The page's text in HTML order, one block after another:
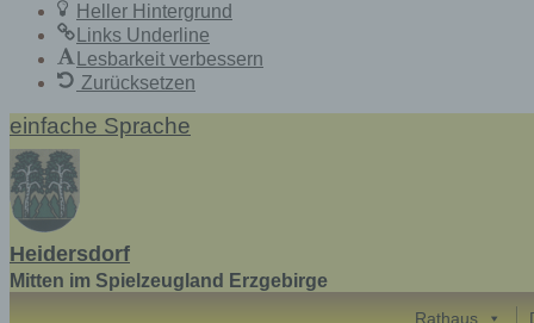
Heller Hintergrund
Links Underline
Lesbarkeit verbessern
Zurücksetzen
Skip
content
einfache Sprache
Heidersdorf
Mitten im Spielzeugland Erzgebirge
Rathaus